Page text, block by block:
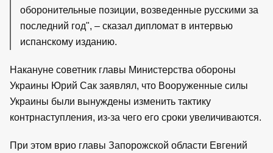
оборонительные позиции, возведенные русскими за
последний год", – сказал дипломат в интервью
испанскому изданию.
Накануне советник главы Министерства обороны
Украины Юрий Сак заявлял, что Вооруженные силы
Украины были вынуждены изменить тактику
контрнаступления, из-за чего его сроки увеличиваются.
При этом врио главы Запорожской области Евгений